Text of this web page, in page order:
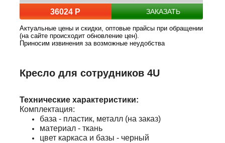
36024 Р ЗАКАЗАТЬ
Актуальные цены и скидки, оптовые прайсы при обращении
(на сайте происходит обновление цен).
Приносим извинения за возможные неудобства
Кресло для сотрудников 4U
Технические характеристики:
Комплектация:
база - пластик, металл (на заказ)
материал - ткань
цвет каркаса и базы - черный